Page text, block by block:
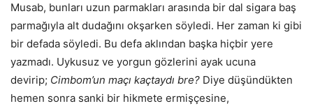
Musab, bunları uzun parmakları arasında bir dal sigara baş
parmağıyla alt dudağını okşarken söyledi. Her zaman ki gibi
bir defada söyledi. Bu defa aklından başka hiçbir yere
yazmadı. Uykusuz ve yorgun gözlerini ayak ucuna
devirip; Cimbom’un maçı kaçtaydı bre? Diye düşündükten
hemen sonra sanki bir hikmete ermişçesine,